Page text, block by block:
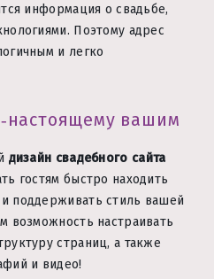
информация о свадьбе,
Поэтому адрес
и легко
вашим
дизайн свадебного сайта
гостям быстро находить
поддерживать стиль вашей
возможность настраивать
страниц, а также
и видео!